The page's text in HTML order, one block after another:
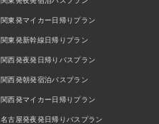
関東発マイカー日帰りプラン
関東発新幹線日帰りプラン
関西発夜発日帰りバスプラン
関西発朝発宿泊バスプラン
関西発マイカー日帰りプラン
名古屋発夜発日帰りバスプラン